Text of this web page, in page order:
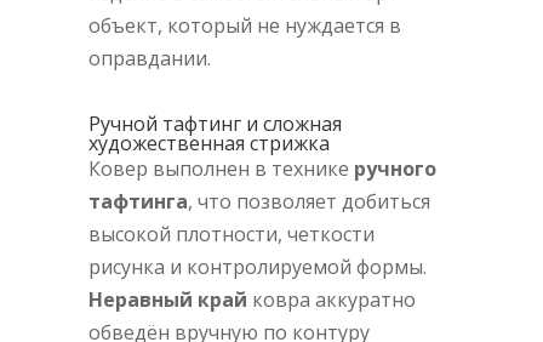
объект, который не нуждается в
оправдании.
Ручной тафтинг и сложная
художественная стрижка
Ковер выполнен в технике ручного
тафтинга, что позволяет добиться
высокой плотности, четкости
рисунка и контролируемой формы.
Неравный край ковра аккуратно
обведён вручную по контуру